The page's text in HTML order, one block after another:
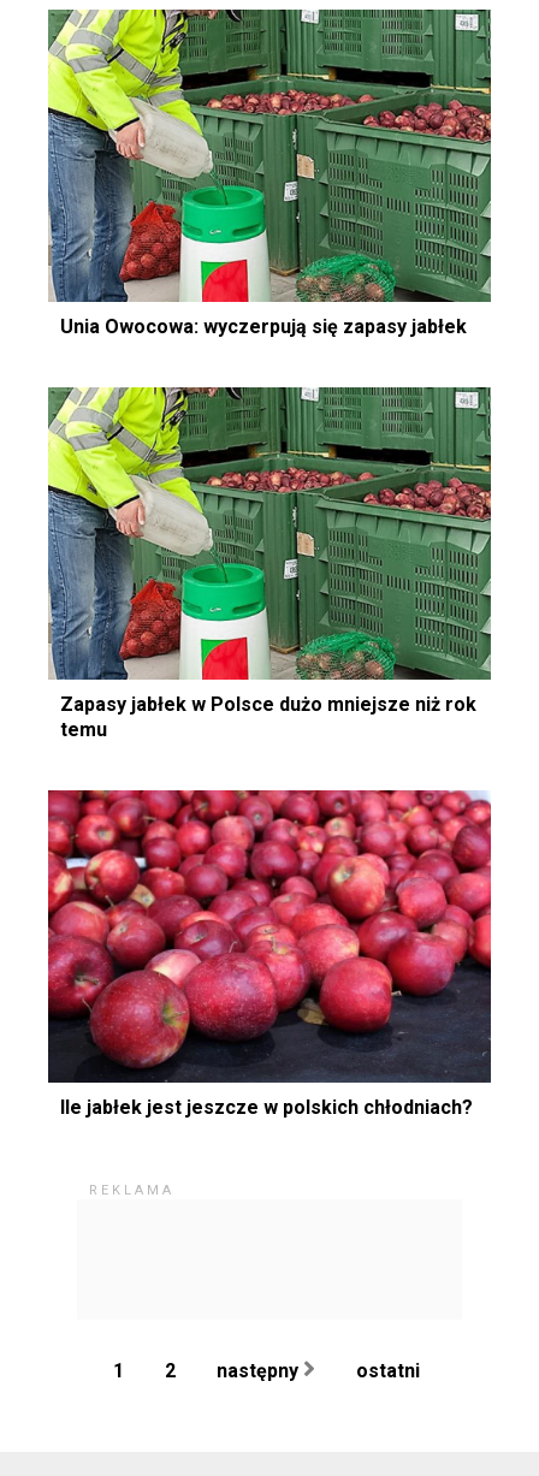
Unia Owocowa: wyczerpują się zapasy jabłek
Zapasy jabłek w Polsce dużo mniejsze niż rok
temu
Ile jabłek jest jeszcze w polskich chłodniach?
1 2 następny ostatni